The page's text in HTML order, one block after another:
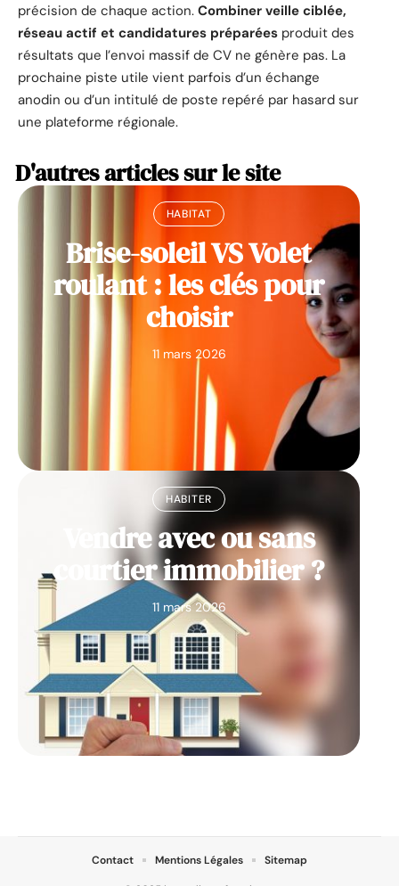
précision de chaque action. Combiner veille ciblée,
réseau actif et candidatures préparées produit des
résultats que l’envoi massif de CV ne génère pas. La
prochaine piste utile vient parfois d’un échange
anodin ou d’un intitulé de poste repéré par hasard sur
une plateforme régionale.
D'autres articles sur le site
HABITAT
Brise-soleil VS Volet
roulant : les clés pour
choisir
11 mars 2026
HABITER
Vendre avec ou sans
courtier immobilier ?
11 mars 2026
Contact Mentions Légales Sitemap